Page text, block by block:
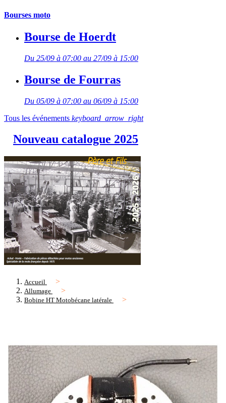
Bourses moto
Bourse de Hoerdt
Du 25/09 à 07:00 au 27/09 à 15:00
Bourse de Fourras
Du 05/09 à 07:00 au 06/09 à 15:00
Tous les événements keyboard_arrow_right
Nouveau catalogue 2025
Accueil
Allumage
Bobine HT Motobécane latérale